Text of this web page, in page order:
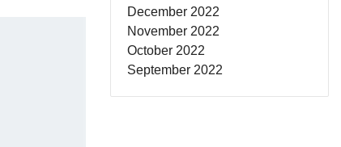
December 2022
November 2022
October 2022
September 2022